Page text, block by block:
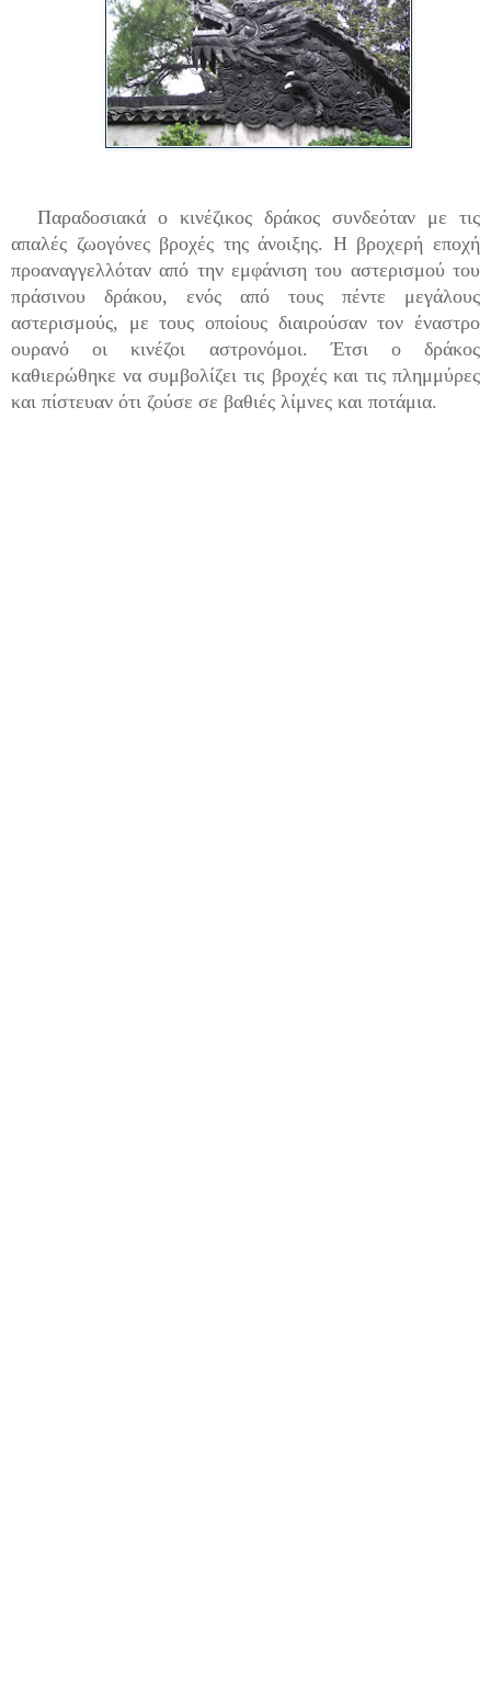
Παραδοσιακά ο κινέζικος δράκος συνδεόταν με τις
απαλές ζωογόνες βροχές της άνοιξης. Η βροχερή εποχή
προαναγγελλόταν από την εμφάνιση του αστερισμού του
πράσινου δράκου, ενός από τους πέντε μεγάλους
αστερισμούς, με τους οποίους διαιρούσαν τον έναστρο
ουρανό οι κινέζοι αστρονόμοι. Έτσι ο δράκος
καθιερώθηκε να συμβολίζει τις βροχές και τις πλημμύρες
και πίστευαν ότι ζούσε σε βαθιές λίμνες και ποτάμια.